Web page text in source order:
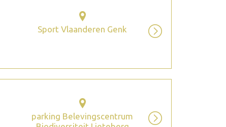
Sport Vlaanderen Genk
parking Belevingscentrum